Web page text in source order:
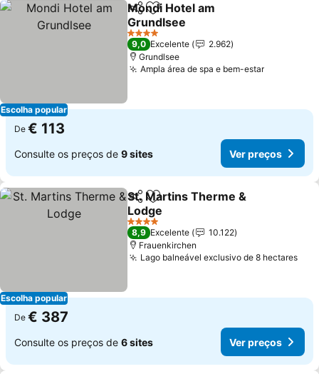
Escolha popular
PartilharAdicionar aos favoritos
Mondi Hotel am
Grundlsee
Ver preços
4 Estrelas
9,0 Excelente
2.962
Grundlsee
Ampla área de spa e bem-estarVer
De € 113
Consulte os preços de 9 sites Ver preços
Escolha popular
PartilharAdicionar aos favoritos
St. Martins Therme &
Lodge
Ver preços
4 Estrelas
8,9 Excelente
10.122
Frauenkirchen
Lago balneável exclusivo de 8 hectaresVer
De € 387
Consulte os preços de 6 sites Ver preços